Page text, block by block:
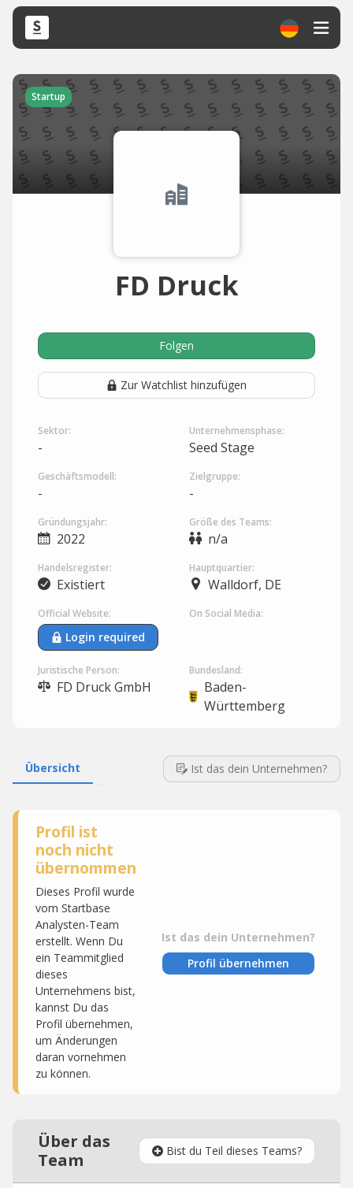
Startup
FD Druck
Folgen
Zur Watchlist hinzufügen
Sektor:
-
Unternehmensphase:
Seed Stage
Geschäftsmodell:
-
Zielgruppe:
-
Gründungsjahr:
2022
Größe des Teams:
n/a
Handelsregister:
Existiert
Hauptquartier:
Walldorf, DE
Official Website:
Login required
On Social Media:
Juristische Person:
FD Druck GmbH
Bundesland:
Baden-
Württemberg
Übersicht Ist das dein Unternehmen?
Profil ist
noch nicht
übernommen
Dieses Profil wurde
vom Startbase
Analysten-Team
erstellt. Wenn Du
ein Teammitglied
dieses
Unternehmens bist,
kannst Du das
Profil übernehmen,
um Änderungen
daran vornehmen
zu können.
Ist das dein Unternehmen?
Profil übernehmen
Über das
Team
Bist du Teil dieses Teams?